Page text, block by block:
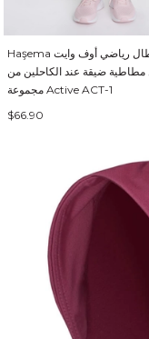
Haşema بنطال رياضي أوف وايت
مطاطية ضيقة عند الكاحلين من
مجموعة Active ACT-1
$66.90